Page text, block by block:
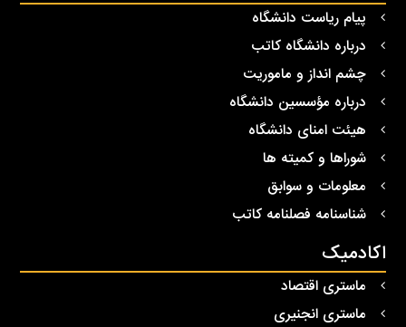
پیام ریاست دانشگاه
درباره دانشگاه کاتب
چشم انداز و ماموریت
درباره مؤسسین دانشگاه
هیئت امنای دانشگاه
شوراها و کمیته ها
معلومات و سوابق
شناسنامه فصلنامه کاتب
اکادمیک
ماستری اقتصاد
ماستری انجنیری